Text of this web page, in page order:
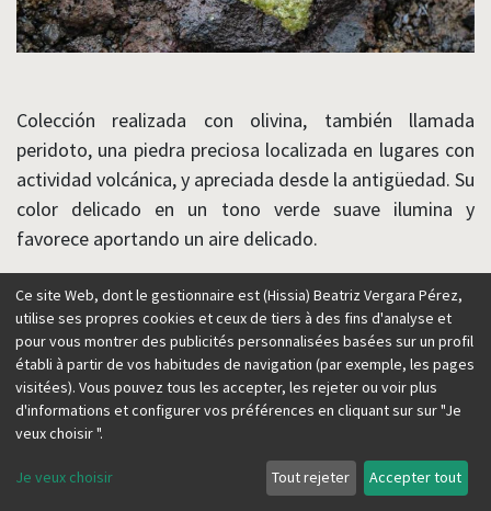
Colección realizada con olivina, también llamada
peridoto, una piedra preciosa localizada en lugares con
actividad volcánica, y apreciada desde la antigüedad. Su
color delicado en un tono verde suave ilumina y
favorece aportando un aire delicado.
Ce site Web, dont le gestionnaire est (Hissia) Beatriz Vergara Pérez,
utilise ses propres cookies et ceux de tiers à des fins d'analyse et
pour vous montrer des publicités personnalisées basées sur un profil
établi à partir de vos habitudes de navigation (par exemple, les pages
visitées). Vous pouvez tous les accepter, les rejeter ou voir plus
d'informations et configurer vos préférences en cliquant sur sur "Je
veux choisir ".
Je veux choisir Tout rejeter Accepter tout